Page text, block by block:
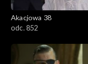
Akacjowa 38
odc. 852